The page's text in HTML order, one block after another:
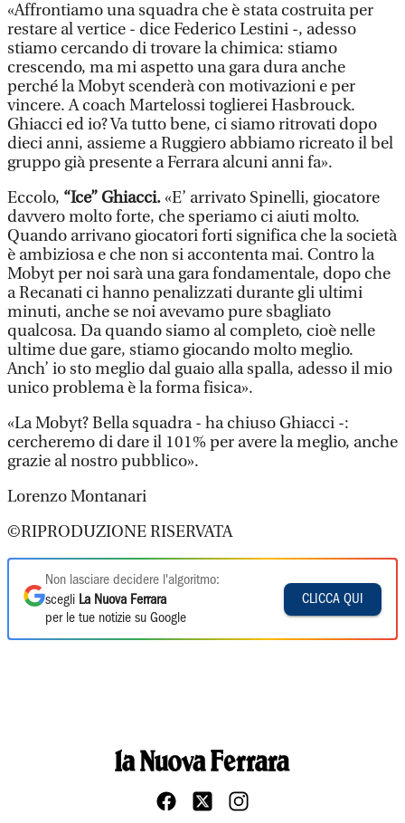
«Affrontiamo una squadra che è stata costruita per
restare al vertice - dice Federico Lestini -, adesso
stiamo cercando di trovare la chimica: stiamo
crescendo, ma mi aspetto una gara dura anche
perché la Mobyt scenderà con motivazioni e per
vincere. A coach Martelossi toglierei Hasbrouck.
Ghiacci ed io? Va tutto bene, ci siamo ritrovati dopo
dieci anni, assieme a Ruggiero abbiamo ricreato il bel
gruppo già presente a Ferrara alcuni anni fa».
Eccolo, “Ice” Ghiacci.«E’ arrivato Spinelli, giocatore
davvero molto forte, che speriamo ci aiuti molto.
Quando arrivano giocatori forti significa che la società
è ambiziosa e che non si accontenta mai. Contro la
Mobyt per noi sarà una gara fondamentale, dopo che
a Recanati ci hanno penalizzati durante gli ultimi
minuti, anche se noi avevamo pure sbagliato
qualcosa. Da quando siamo al completo, cioè nelle
ultime due gare, stiamo giocando molto meglio.
Anch’ io sto meglio dal guaio alla spalla, adesso il mio
unico problema è la forma fisica».
«La Mobyt? Bella squadra - ha chiuso Ghiacci -:
cercheremo di dare il 101% per avere la meglio, anche
grazie al nostro pubblico».
Lorenzo Montanari
©RIPRODUZIONE RISERVATA
Non lasciare decidere l'algoritmo:
scegli La Nuova Ferrara
per le tue notizie su Google
CLICCA QUI